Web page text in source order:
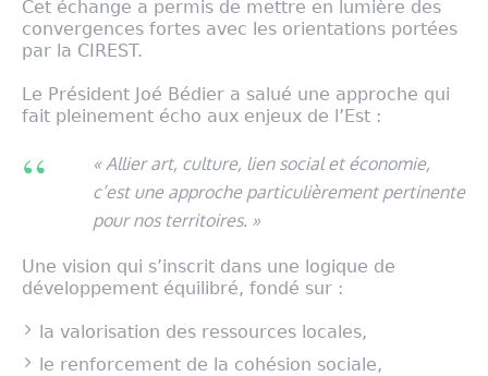
Cet échange a permis de mettre en lumière des
convergences fortes avec les orientations portées
par la CIREST.
Le Président Joé Bédier a salué une approche qui
fait pleinement écho aux enjeux de l’Est :
« Allier art, culture, lien social et économie,
c’est une approche particulièrement pertinente
pour nos territoires. »
Une vision qui s’inscrit dans une logique de
développement équilibré, fondé sur :
la valorisation des ressources locales,
le renforcement de la cohésion sociale,